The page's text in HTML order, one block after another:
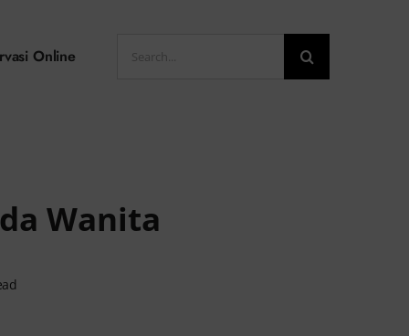
Online
for:
Wanita